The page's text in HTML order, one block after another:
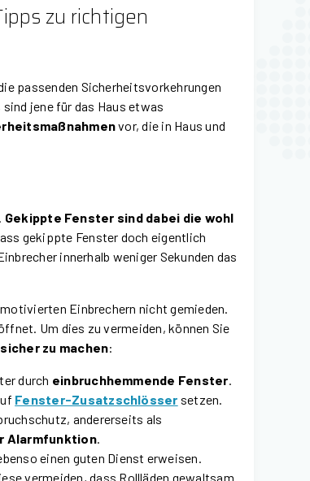
zu richtigen
passenden Sicherheitsvorkehrungen
jene für das Haus etwas
vor, die in Haus und
Gekippte Fenster sind dabei die wohl
gekippte Fenster doch eigentlich
innerhalb weniger Sekunden das
Einbrechern nicht gemieden.
Um dies zu vermeiden, können Sie
zu machen:
durch einbruchhemmende Fenster.
Fenster-Zusatzschlösser setzen.
andererseits als
Alarmfunktion.
einen guten Dienst erweisen.
vermeiden, dass Rollläden gewaltsam